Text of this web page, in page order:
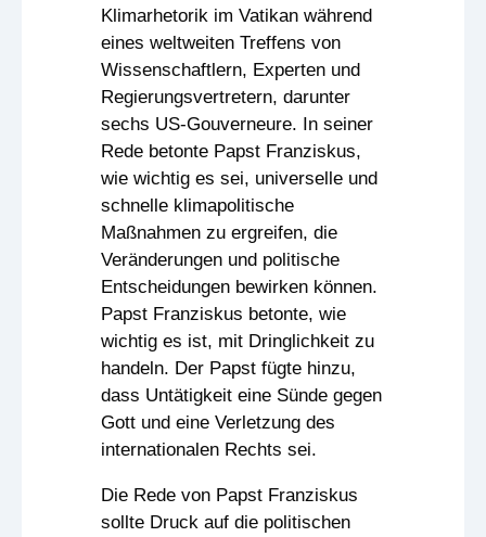
Klimarhetorik im Vatikan während
eines weltweiten Treffens von
Wissenschaftlern, Experten und
Regierungsvertretern, darunter
sechs US-Gouverneure. In seiner
Rede betonte Papst Franziskus,
wie wichtig es sei, universelle und
schnelle klimapolitische
Maßnahmen zu ergreifen, die
Veränderungen und politische
Entscheidungen bewirken können.
Papst Franziskus betonte, wie
wichtig es ist, mit Dringlichkeit zu
handeln. Der Papst fügte hinzu,
dass Untätigkeit eine Sünde gegen
Gott und eine Verletzung des
internationalen Rechts sei.
Die Rede von Papst Franziskus
sollte Druck auf die politischen